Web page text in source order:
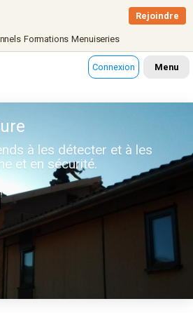
Formations Menuiseries
Rejoindre
Connexion Menu
à les détecter et à les
et en sécurité.